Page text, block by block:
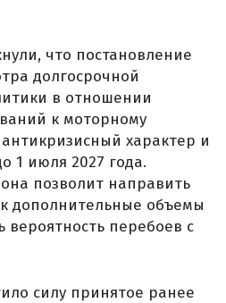
что постановление
долгосрочной
в отношении
к моторному
характер и
1 июля 2027 года.
позволит направить
дополнительные объемы
перебоев с
силу принятое ранее